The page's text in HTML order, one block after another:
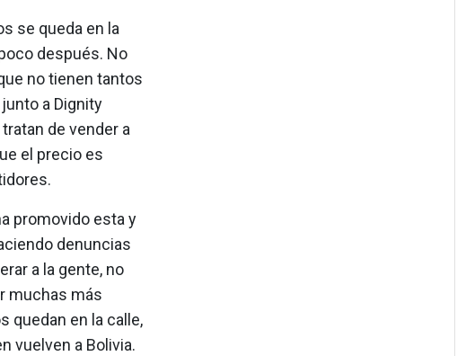
se queda en la
después. No
no tienen tantos
a Dignity
de vender a
el precio es
promovido esta y
denuncias
a la gente, no
muchas más
quedan en la calle,
vuelven a Bolivia.